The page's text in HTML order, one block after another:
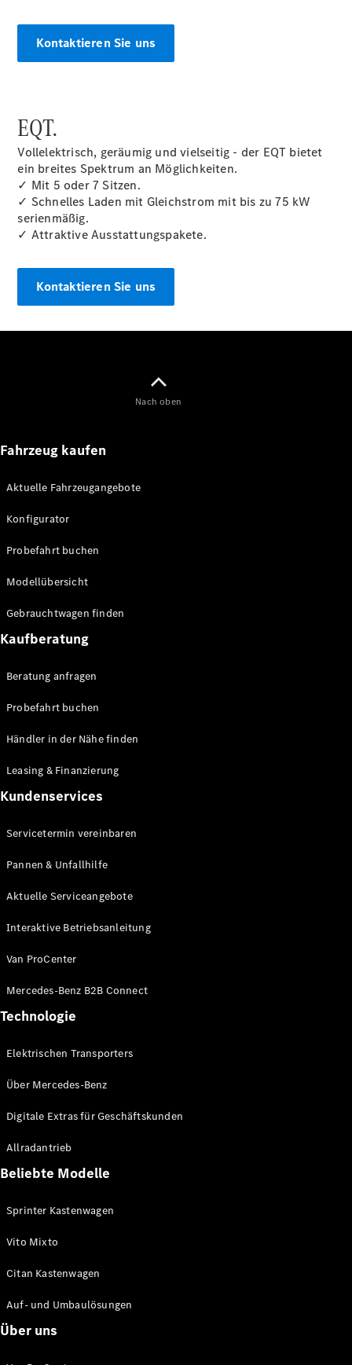
Citan
Konfigurator
Mercedes-
Benz Store
Marco Polo
Marco Polo
V-Klasse
Konfigurator
Benz Store
eSprinter
eSprinter
Kastenwagen
Fahrgestell
Mercedes-
eVito
Alle eVito
eVito
eVito
Konfigurator
Benz Store
eCitan
eCitan
Konfigurator
Kontaktieren Sie uns
EQT.
Vollelektrisch, geräumig und vielseitig - der EQT bietet
ein breites Spektrum an Möglichkeiten.
✓ Mit 5 oder 7 Sitzen.
✓ Schnelles Laden mit Gleichstrom mit bis zu 75 kW
serienmäßig.
✓ Attraktive Ausstattungspakete.
Kontaktieren Sie uns
Nach oben
Fahrzeug kaufen
Aktuelle Fahrzeugangebote
Konfigurator
Probefahrt buchen
Modellübersicht
Gebrauchtwagen finden
Kaufberatung
Beratung anfragen
Probefahrt buchen
Händler in der Nähe finden
Leasing & Finanzierung
Kundenservices
Servicetermin vereinbaren
Pannen & Unfallhilfe
Aktuelle Serviceangebote
Interaktive Betriebsanleitung
Van ProCenter
Mercedes-Benz B2B Connect
Technologie
Elektrischen Transporters
Über Mercedes-Benz
Digitale Extras für Geschäftskunden
Allradantrieb
Beliebte Modelle
Sprinter Kastenwagen
Vito Mixto
Citan Kastenwagen
Auf- und Umbaulösungen
Über uns